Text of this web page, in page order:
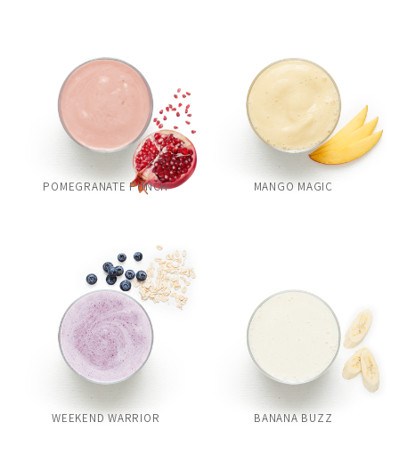
POMEGRANATE PUNCH MANGO MAGIC
WEEKEND WARRIOR BANANA BUZZ